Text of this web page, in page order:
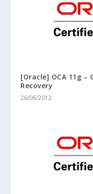
[Oracle] OCA 11g –
Recovery
26/06/2012